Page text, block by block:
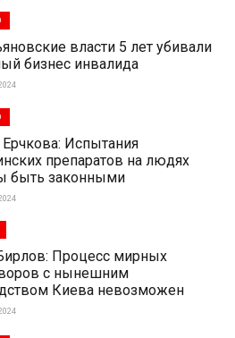
власти 5 лет убивали
бизнес инвалида
Ерчкова: Испытания
препаратов на людях
быть законными
Процесс мирных
с нынешним
Киева невозможен